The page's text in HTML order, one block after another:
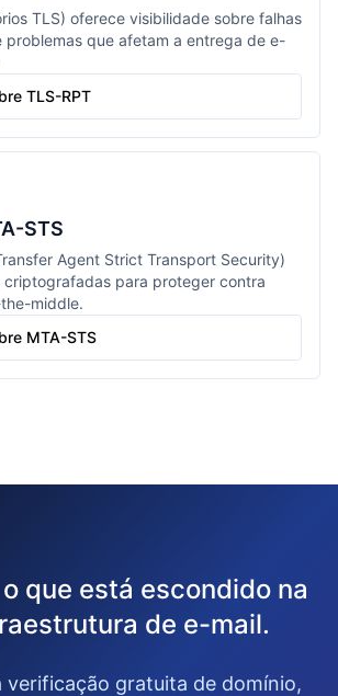
TLS) oferece visibilidade sobre falhas
que afetam a entrega de e-
TLS-RPT
STS
Agent Strict Transport Security)
criptografadas para proteger contra
middle.
MTA-STS
que está escondido na
de e-mail.
verificação gratuita de domínio,